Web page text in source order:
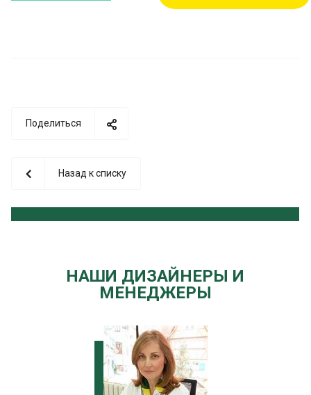
Поделиться
Назад к списку
НАШИ ДИЗАЙНЕРЫ И
МЕНЕДЖЕРЫ